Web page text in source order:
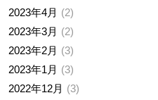
2023年4月
2
2023年3月
2
2023年2月
3
2023年1月
3
2022年12月
3